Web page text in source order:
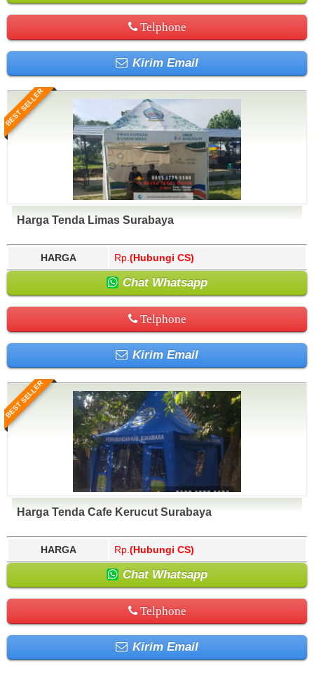
Telphone
Kirim Email
BEST SELLER
Harga Tenda Limas Surabaya
HARGA Rp. (Hubungi CS)
Chat Whatsapp
Telphone
Kirim Email
BEST SELLER
Harga Tenda Cafe Kerucut Surabaya
HARGA Rp. (Hubungi CS)
Chat Whatsapp
Telphone
Kirim Email